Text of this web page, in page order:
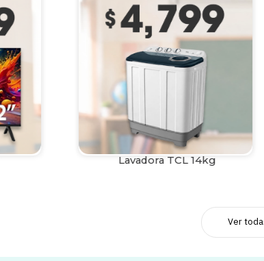
Lavadora TCL 14kg
Ver